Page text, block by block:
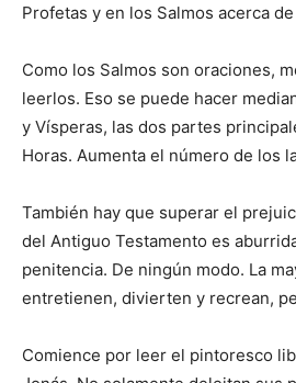
Profetas y en los Salmos acerca
Como los Sal­mos son oracio­nes,
leerlos. Eso se puede hacer
y Vísperas, las dos partes
Horas. Aumenta el número de los
También hay que superar el
del Antiguo Testamento es
penitencia. De ningún modo. La
entretienen, divierten y recrean,
Comience por leer el pintoresco